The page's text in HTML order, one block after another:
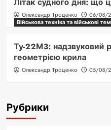
Олександр Троценко
06/08/
Військова техніка та військові
Ту-22М3: надзвуковий
геометрією крила
Олександр Троценко 05/08/
Рубрики